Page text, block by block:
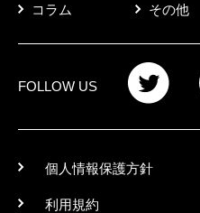
コラム その他
FOLLOW US
個人情報保護方針
利用規約